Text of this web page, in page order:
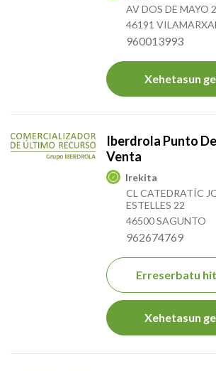
AV DOS DE MAYO
46191
960013993
Xehetasun
Iberdrola Punto
Venta
Irekita
CL CATEDRATÍC
ESTELLES 22
46500 SAGUNTO
962674769
Erreserbatu
Xehetasun